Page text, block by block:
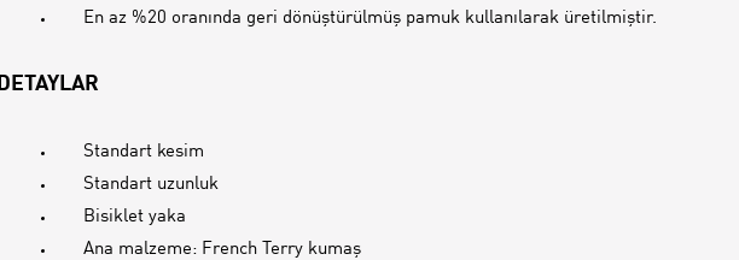
En az %20 oranında geri dönüştürülmüş pamuk kullanılarak üretilmiştir.
DETAYLAR
Standart kesim
Standart uzunluk
Bisiklet yaka
Ana malzeme: French Terry kumaş